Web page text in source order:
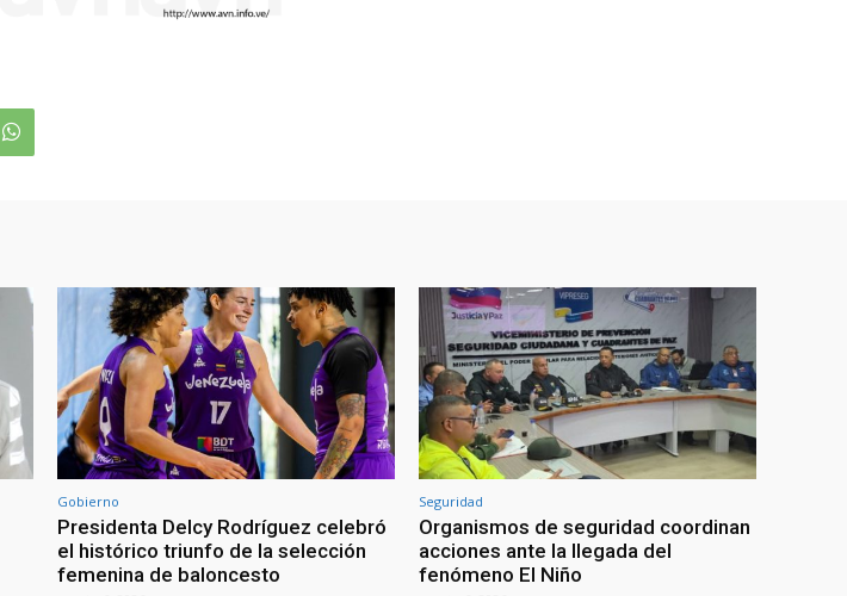
Gobierno
Presidenta Delcy Rodríguez celebró
el histórico triunfo de la selección
femenina de baloncesto
Seguridad
Organismos de seguridad coordinan
acciones ante la llegada del
fenómeno El Niño